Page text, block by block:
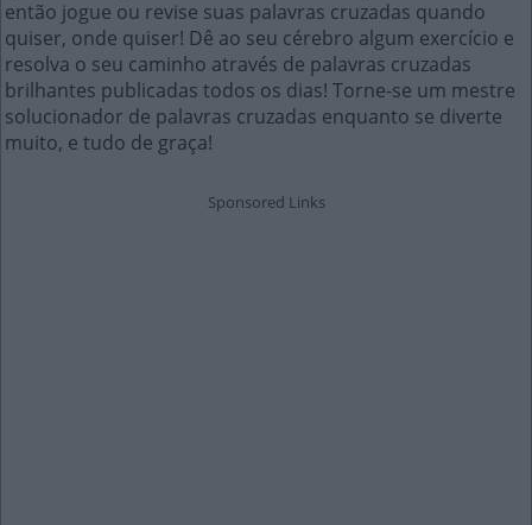
então jogue ou revise suas palavras cruzadas quando
quiser, onde quiser! Dê ao seu cérebro algum exercício e
resolva o seu caminho através de palavras cruzadas
brilhantes publicadas todos os dias! Torne-se um mestre
solucionador de palavras cruzadas enquanto se diverte
muito, e tudo de graça!